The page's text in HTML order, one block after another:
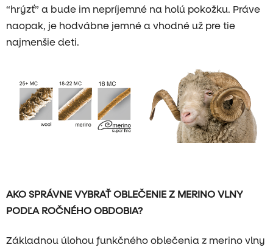
“hrýzť” a bude im nepríjemné na holú pokožku. Práve
naopak, je hodvábne jemné a vhodné už pre tie
najmenšie deti.
AKO SPRÁVNE VYBRAŤ OBLEČENIE Z MERINO VLNY
PODĽA ROČNÉHO OBDOBIA?
Základnou úlohou funkčného oblečenia z merino vlny